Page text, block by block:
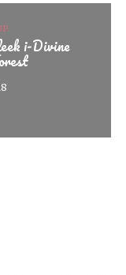
i-Divine